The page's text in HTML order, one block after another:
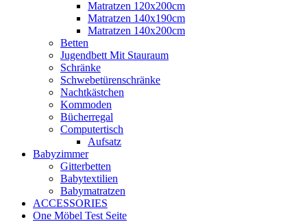
Matratzen 120x200cm
Matratzen 140x190cm
Matratzen 140x200cm
Betten
Jugendbett Mit Stauraum
Schränke
Schwebetürenschränke
Nachtkästchen
Kommoden
Bücherregal
Computertisch
Aufsatz
Babyzimmer
Gitterbetten
Babytextilien
Babymatratzen
ACCESSORIES
One Möbel Test Seite